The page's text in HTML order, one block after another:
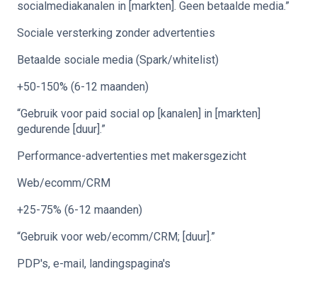
socialmediakanalen in [markten]. Geen betaalde media.”
Sociale versterking zonder advertenties
Betaalde sociale media (Spark/whitelist)
+50-150% (6-12 maanden)
“Gebruik voor paid social op [kanalen] in [markten]
gedurende [duur].”
Performance-advertenties met makersgezicht
Web/ecomm/CRM
+25-75% (6-12 maanden)
“Gebruik voor web/ecomm/CRM; [duur].”
PDP's, e-mail, landingspagina's